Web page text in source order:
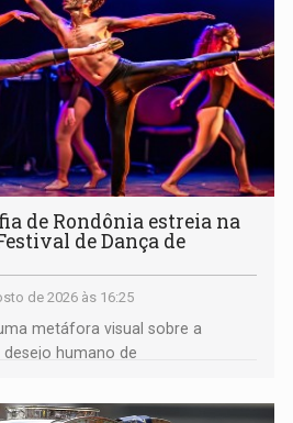
de Rondônia estreia na
de Dança de
de 2026 às 16:25
metáfora visual sobre a
humano de